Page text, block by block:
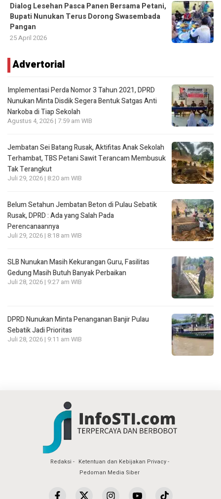
Dialog Lesehan Pasca Panen Bersama Petani,
Bupati Nunukan Terus Dorong Swasembada
Pangan
25 April 2026
Advertorial
Implementasi Perda Nomor 3 Tahun 2021, DPRD
Nunukan Minta Disdik Segera Bentuk Satgas Anti
Narkoba di Tiap Sekolah
Agustus 4, 2026 | 7:59 am WIB
Jembatan Sei Batang Rusak, Aktifitas Anak Sekolah
Terhambat, TBS Petani Sawit Terancam Membusuk
Tak Terangkut
Juli 29, 2026 | 8:20 am WIB
Belum Setahun Jembatan Beton di Pulau Sebatik
Rusak, DPRD : Ada yang Salah Pada
Perencanaannya
Juli 29, 2026 | 8:18 am WIB
SLB Nunukan Masih Kekurangan Guru, Fasilitas
Gedung Masih Butuh Banyak Perbaikan
Juli 28, 2026 | 9:27 am WIB
DPRD Nunukan Minta Penanganan Banjir Pulau
Sebatik Jadi Prioritas
Juli 28, 2026 | 9:11 am WIB
Redaksi
Ketentuan dan Kebijakan Privacy
Pedoman Media Siber